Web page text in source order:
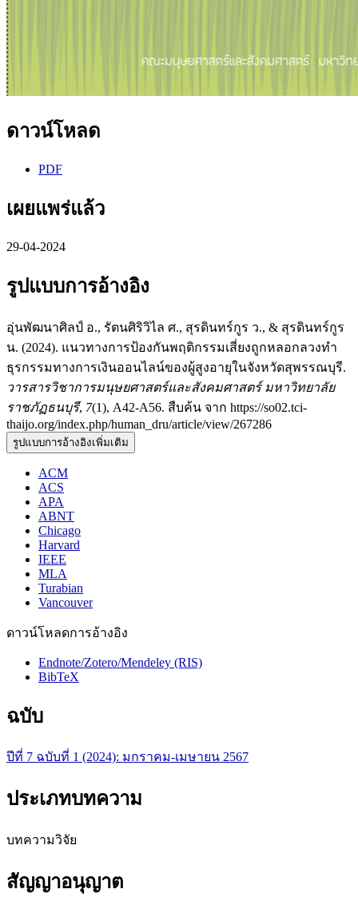
ดาวน์โหลด
PDF
เผยแพร่แล้ว
29-04-2024
รูปแบบการอ้างอิง
อุ่นพัฒนาศิลป์ อ., รัตนศิริวิไล ศ., สุรดินทร์กูร ว., & สุรดินทร์กูร
น. (2024). แนวทางการป้องกันพฤติกรรมเสี่ยงถูกหลอกลวงทำ
ธุรกรรมทางการเงินออนไลน์ของผู้สูงอายุในจังหวัดสุพรรณบุรี.
วารสารวิชาการมนุษยศาสตร์และสังคมศาสตร์ มหาวิทยาลัย
ราชภัฏธนบุรี, 7(1), A42-A56. สืบค้น จาก https://so02.tci-
thaijo.org/index.php/human_dru/article/view/267286
รูปแบบการอ้างอิงเพิ่มเติม
ACM
ACS
APA
ABNT
Chicago
Harvard
IEEE
MLA
Turabian
Vancouver
ดาวน์โหลดการอ้างอิง
Endnote/Zotero/Mendeley (RIS)
BibTeX
ฉบับ
ปีที่ 7 ฉบับที่ 1 (2024): มกราคม-เมษายน 2567
ประเภทบทความ
บทความวิจัย
สัญญาอนุญาต